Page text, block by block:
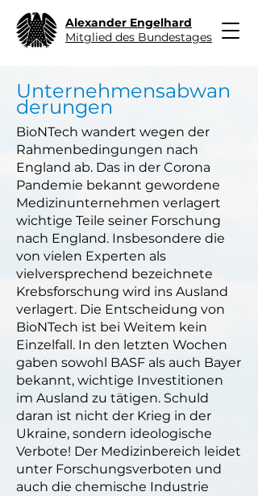
Alexander Engelhard
Mitglied des Bundestages
Unternehmensabwan
derungen
BioNTech wandert wegen der
Rahmenbedingungen nach
England ab. Das in der Corona
Pandemie bekannt gewordene
Medizinunternehmen verlagert
wichtige Teile seiner Forschung
nach England. Insbesondere die
von vielen Experten als
vielversprechend bezeichnete
Krebsforschung wird ins Ausland
verlagert. Die Entscheidung von
BioNTech ist bei Weitem kein
Einzelfall. In den letzten Wochen
gaben sowohl BASF als auch Bayer
bekannt, wichtige Investitionen
im Ausland zu tätigen. Schuld
daran ist nicht der Krieg in der
Ukraine, sondern ideologische
Verbote! Der Medizinbereich leidet
unter Forschungsverboten und
auch die chemische Industrie